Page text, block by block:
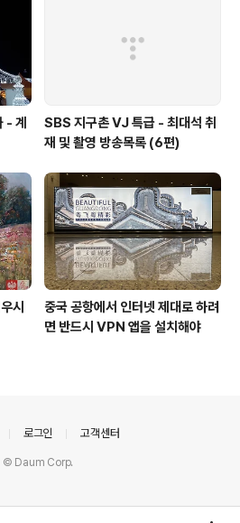
- 계
SBS 지구촌 VJ 특급 - 최대석 취
재 및 촬영 방송목록 (6편)
시
중국 공항에서 인터넷 제대로 하려
면 반드시 VPN 앱을 설치해야
로그인 고객센터
© Daum Corp.